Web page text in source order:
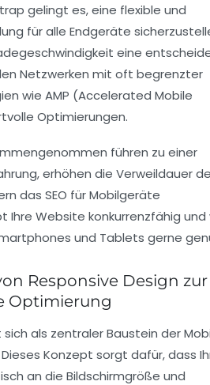
gelingt es, eine flexible und
für alle Endgeräte
eine
Netzwerken mit oft begrenzter
wie AMP (Accelerated Mobile
Optimierungen.
führen zu einer
erhöhen die Verweildauer
das SEO für Mobilgeräte
Ihre Website konkurrenzfähig und
und Tablets gerne
Responsive Design zur
Optimierung
als zentraler Baustein der
Konzept sorgt dafür, dass
an die Bildschirmgröße und